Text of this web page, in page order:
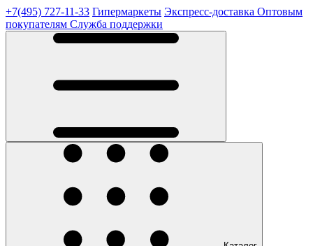
+7(495) 727-11-33 Гипермаркеты Экспресс-доставка Оптовым
покупателям Служба поддержки